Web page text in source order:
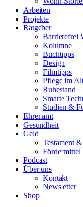
Arbeiten
Projekte
Ratgeber
Barrierefrei
Kolumne
Buchtipps
Design
Filmtipps
Pflege im
Ruhestand
Smarte
Studien &
Ehrenamt
Gesundheit
Geld
Testament
Fördermittel
Podcast
Über uns
Kontakt
Newsletter
Shop